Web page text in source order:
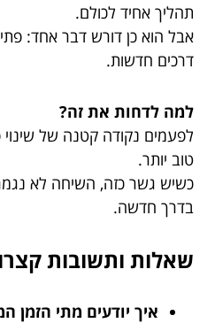
תהליך אחיד לכולם.
אבל הוא כן דורש דבר אחד:
דרכים חדשות.
למה לדחות את זה?
לפעמים נקודה קטנה של
טוב יותר.
כשיש גשר כזה, השיחה לא
בדרך חדשה.
שאלות ותשובות
איך יודעים מתי הזמן